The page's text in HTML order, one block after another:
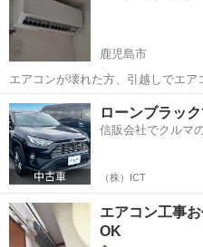
自宅のプチリフォーム等考えられて...
鹿児島市
エアコンが壊れた方、引越しでエア
方 エアコン買い替え検討中の方 是
越し等大きな出費がある中当社はな
事させていただきます ＴＥＬ0...
鹿児島 鹿児島市 電気工事
ローンブラッ
信販会社でクルマ
（株）ICT
エアコン工事
OK